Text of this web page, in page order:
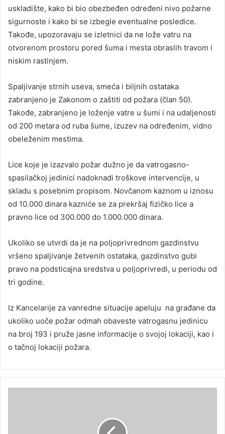
uskladište, kako bi bio obezbeđen određeni nivo požarne
sigurnoste i kako bi se izbegle eventualne posledice.
Takođe, upozoravaju se izletnici da ne lože vatru na
otvorenom prostoru pored šuma i mesta obraslih travom i
niskim rastinjem.
Spaljivanje strnih useva, smeća i biljnih ostataka
zabranjeno je Zakonom o zaštiti od požara (član 50).
Takođe, zabranjeno je loženje vatre u šumi i na udaljenosti
od 200 metara od ruba šume, izuzev na određenim, vidno
obeleženim mestima.
Lice koje je izazvalo požar dužno je da vatrogasno-
spasilačkoj jedinici nadoknadi troškove intervencije, u
skladu s posebnim propisom. Novčanom kaznom u iznosu
od 10.000 dinara kazniće se za prekršaj fizičko lice a
pravno lice od 300.000 do 1.000.000 dinara.
Ukoliko se utvrdi da je na poljoprivrednom gazdinstvu
vršeno spaljivanje žetvenih ostataka, gazdinstvo gubi
pravo na podsticajna sredstva u poljoprivredi, u periodu od
tri godine.
Iz Kancelarije za vanredne situacije apeluju na građane da
ukoliko uoče požar odmah obaveste vatrogasnu jedinicu
na broj 193 i pruže jasne informacije o svojoj lokaciji, kao i
o tačnoj lokaciji požara.